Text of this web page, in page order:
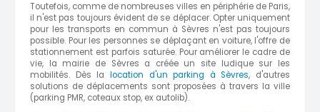
Toutefois, comme de nombreuses villes en périphérie de Paris,
il n'est pas toujours évident de se déplacer. Opter uniquement
pour les transports en commun à Sèvres n'est pas toujours
possible. Pour les personnes se déplaçant en voiture, l'offre de
stationnement est parfois saturée. Pour améliorer le cadre de
vie, la mairie de Sèvres a créée un site ludique sur les
mobilités. Dès la location d'un parking à Sèvres, d'autres
solutions de déplacements sont proposées à travers la ville
(parking PMR, coteaux stop, ex autolib).